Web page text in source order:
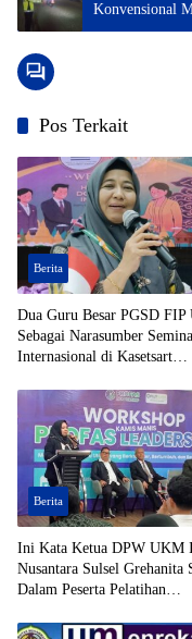
Konvensional
Pos Terkait
Berita
Dua Guru Besar PGSD FIP
Sebagai Narasumber
Internasional di Kasetsart
Berita
Ini Kata Ketua DPW UKM
Nusantara Sulsel Grehanita
Dalam Peserta Pelatihan